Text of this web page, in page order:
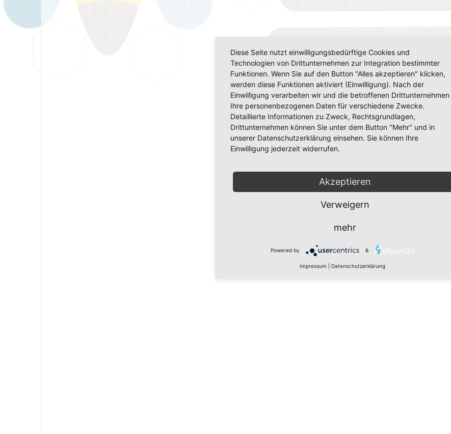
Diese Seite nutzt einwilligungsbedürftige Cookies und
Technologien von Drittunternehmen zur Integration bestimmter
Funktionen. Wenn Sie auf den Button "Alles akzeptieren" klicken,
werden diese Funktionen aktiviert (Einwilligung). Nach der
Einwilligung verarbeiten wir und die betroffenen Drittunternehmen
Ihre personenbezogenen Daten für verschiedene Zwecke.
Detaillierte Informationen zu Zweck, Rechtsgrundlagen,
Drittunternehmen können Sie unter dem Button "Mehr" und in
unserer Datenschutzerklärung einsehen. Sie können Ihre
Einwilligung jederzeit widerrufen.
Akzeptieren
Verweigern
mehr
Powered by &
Impressum Datenschutzerklärung